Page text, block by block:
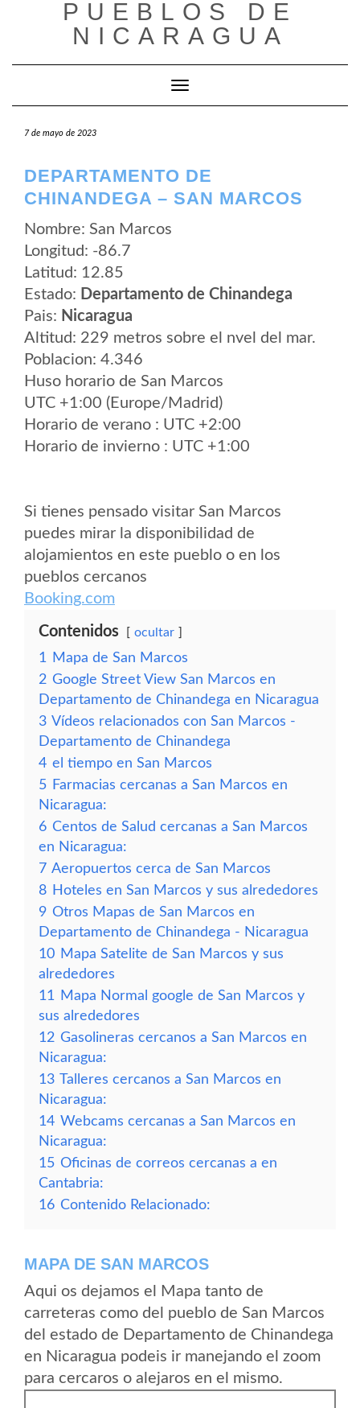
PUEBLOS DE
NICARAGUA
Cambiar modo de navegación
7 de mayo de 2023
DEPARTAMENTO DE
CHINANDEGA – SAN MARCOS
Nombre: San Marcos
Longitud: -86.7
Latitud: 12.85
Estado: Departamento de Chinandega
Pais: Nicaragua
Altitud: 229 metros sobre el nvel del mar.
Poblacion: 4.346
Huso horario de San Marcos
UTC +1:00 (Europe/Madrid)
Horario de verano : UTC +2:00
Horario de invierno : UTC +1:00
Si tienes pensado visitar San Marcos
puedes mirar la disponibilidad de
alojamientos en este pueblo o en los
pueblos cercanos
Booking.com
Contenidos ocultar
1
Mapa de San Marcos
2 Google Street View San Marcos en
Departamento de Chinandega en Nicaragua
3 Vídeos relacionados con San Marcos -
Departamento de Chinandega
4 el tiempo en San Marcos
5 Farmacias cercanas a San Marcos en
Nicaragua:
6 Centos de Salud cercanas a San Marcos
en Nicaragua:
7 Aeropuertos cerca de San Marcos
8 Hoteles en San Marcos y sus alrededores
9 Otros Mapas de San Marcos en
Departamento de Chinandega - Nicaragua
10 Mapa Satelite de San Marcos y sus
alrededores
11
Mapa Normal google de San Marcos y
sus alrededores
12 Gasolineras cercanos a San Marcos en
Nicaragua:
13 Talleres cercanos a San Marcos en
Nicaragua:
14 Webcams cercanas a San Marcos en
Nicaragua:
15 Oficinas de correos cercanas a en
Cantabria:
16 Contenido Relacionado:
MAPA DE SAN MARCOS
Aqui os dejamos el Mapa tanto de
carreteras como del pueblo de San Marcos
del estado de Departamento de Chinandega
en Nicaragua podeis ir manejando el zoom
para cercaros o alejaros en el mismo.